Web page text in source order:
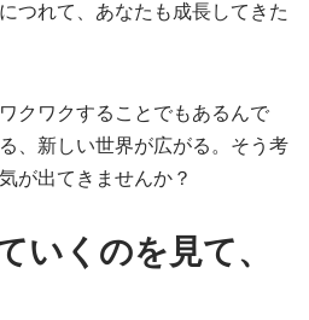
つれて、あなたも成長してきた
クワクすることでもあるんで
、新しい世界が広がる。そう考
が出てきませんか？
いくのを見て、